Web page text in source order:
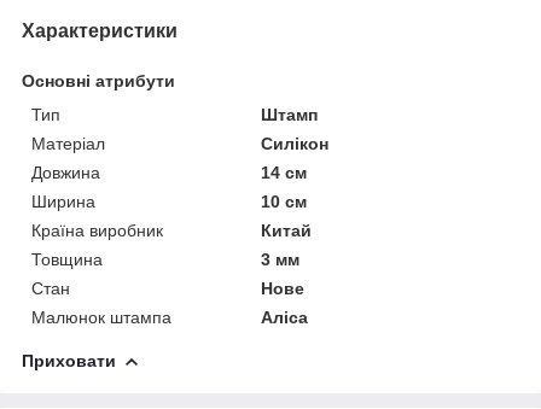
Характеристики
Основні атрибути
Тип
Штамп
Матеріал
Силікон
Довжина
14 см
Ширина
10 см
Країна виробник
Китай
Товщина
3 мм
Стан
Нове
Малюнок штампа
Аліса
Приховати